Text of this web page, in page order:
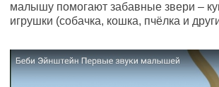
малышу помогают забавные звери –
игрушки (собачка, кошка, пчёлка и